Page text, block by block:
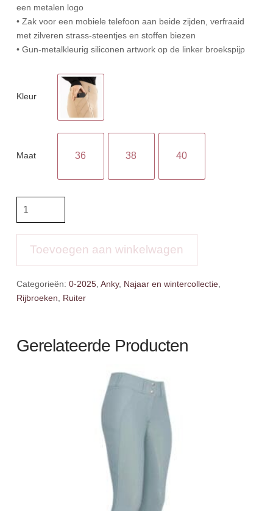
een metalen logo
• Zak voor een mobiele telefoon aan beide zijden, verfraaid
met zilveren strass-steentjes en stoffen biezen
• Gun-metalkleurig siliconen artwork op de linker broekspijp
Kleur
Maat 36 38 40
aantalToevoegen aan winkelwagen
Categorieën: 0-2025, Anky, Najaar en wintercollectie,
Rijbroeken
Ruiter
Gerelateerde Producten